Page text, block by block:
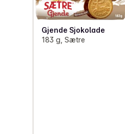
Gjende Sjokolade
183 g, Sætre